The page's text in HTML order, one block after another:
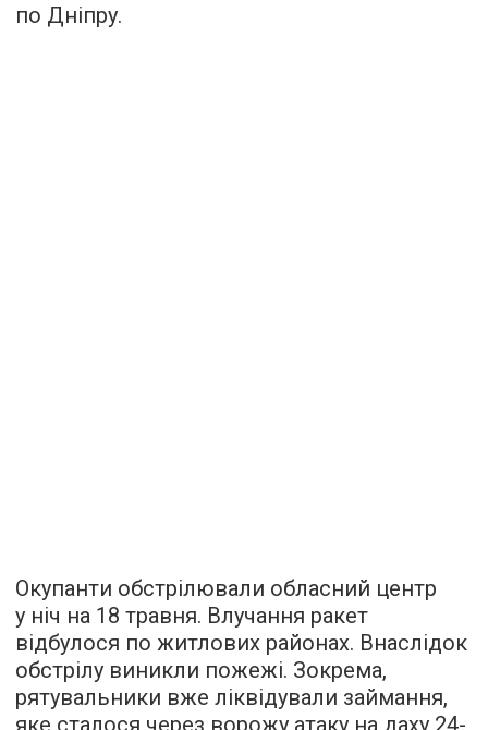
по Дніпру.
Окупанти обстрілювали обласний центр
у ніч на 18 травня. Влучання ракет
відбулося по житлових районах. Внаслідок
обстрілу виникли пожежі. Зокрема,
рятувальники вже ліквідували займання,
яке сталося через ворожу атаку на даху 24-